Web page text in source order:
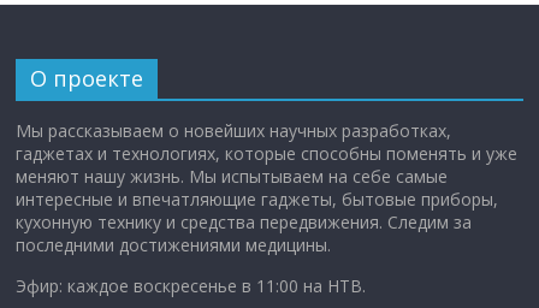
О проекте
Мы рассказываем о новейших научных разработках,
гаджетах и технологиях, которые способны поменять и уже
меняют нашу жизнь. Мы испытываем на себе самые
интересные и впечатляющие гаджеты, бытовые приборы,
кухонную технику и средства передвижения. Следим за
последними достижениями медицины.
Эфир: каждое воскресенье в 11:00 на НТВ.